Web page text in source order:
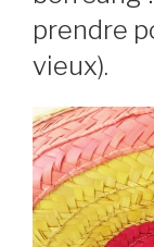
prendre
vieux).